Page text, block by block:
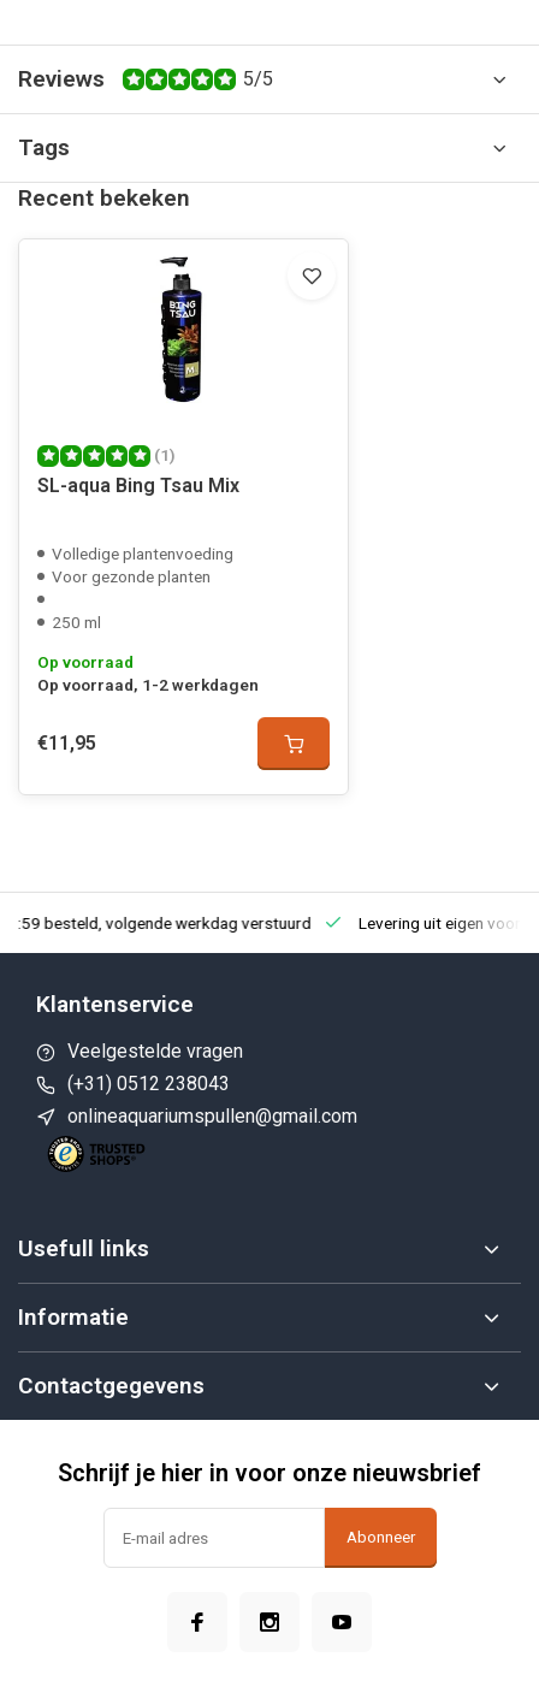
Reviews 5/5
Tags
Recent bekeken
(1)
SL-aqua Bing Tsau Mix
Volledige plantenvoeding
Voor gezonde planten
250 ml
Op voorraad
Op voorraad, 1-2 werkdagen
€11,95
besteld, volgende werkdag verstuurd Levering uit eigen
Klantenservice
Veelgestelde vragen
(+31) 0512 238043
onlineaquariumspullen@gmail.com
Usefull links
Informatie
Contactgegevens
Schrijf je hier in voor onze nieuwsbrief
Abonneer